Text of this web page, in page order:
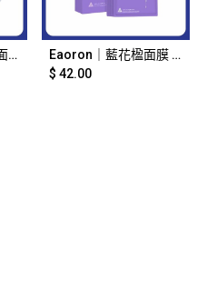
Eaoron｜微雕 V 臉面膜 紅色｜5片裝｜2688
Add to Cart
Eaoron｜藍花楹面膜 紫色｜5片裝｜2687
$42.00